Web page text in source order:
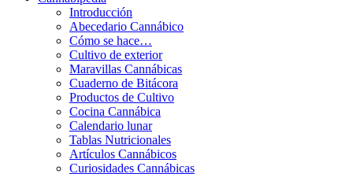
Introducción
Abecedario Cannábico
Cómo se hace…
Cultivo de exterior
Maravillas Cannábicas
Cuaderno de Bitácora
Productos de Cultivo
Cocina Cannábica
Calendario lunar
Tablas Nutricionales
Artículos Cannábicos
Curiosidades Cannábicas